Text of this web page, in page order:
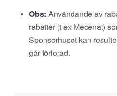
Obs: Användande av
rabatter (t ex Mecenat)
Sponsorhuset kan
går förlorad.